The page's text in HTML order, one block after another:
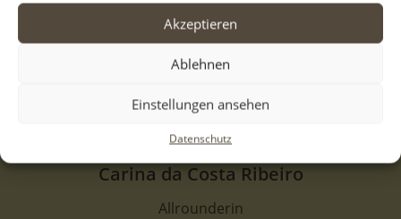
Akzeptieren
Ablehnen
Einstellungen ansehen
Datenschutz
Carina da Costa Ribeiro
Allrounderin